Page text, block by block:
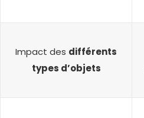
Impact des différents
types d’objets